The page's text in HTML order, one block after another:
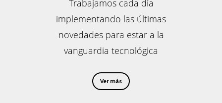
Trabajamos cada día
implementando las últimas
novedades para estar a la
vanguardia tecnológica
Ver más